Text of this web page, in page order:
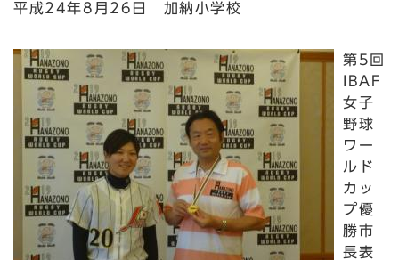
平成24年8月26日 加納小学校
第5回
IBAF
女子
野球
ワー
ルド
カッ
プ優
勝市
長表